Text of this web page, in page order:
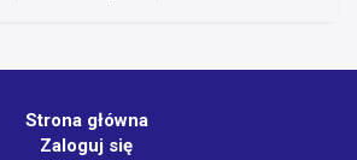
Strona główna
Zaloguj się